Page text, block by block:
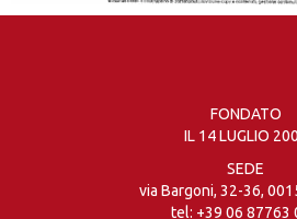
FONDATO
IL 14 LUGLIO
SEDE
via Bargoni, 32-36,
tel: +39 06 87763